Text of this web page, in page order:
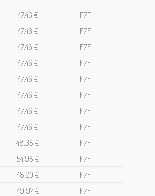
47,46 €
F7F
47,46 €
F7F
47,46 €
F7F
47,46 €
F7F
47,46 €
F7F
47,46 €
F7F
47,46 €
F7F
47,46 €
F7F
48,38 €
F7F
54,98 €
F7F
48,20 €
F7F
49,97 €
F7F